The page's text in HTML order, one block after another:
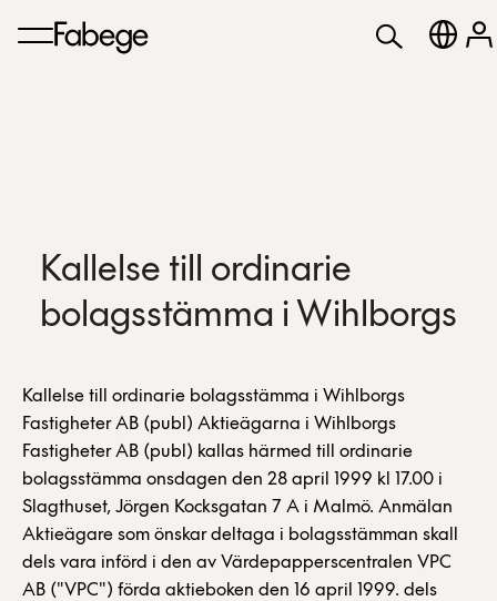
Kallelse till ordinarie
bolagsstämma i Wihlborgs
Kallelse till ordinarie bolagsstämma i Wihlborgs
Fastigheter AB (publ) Aktieägarna i Wihlborgs
Fastigheter AB (publ) kallas härmed till ordinarie
bolagsstämma onsdagen den 28 april 1999 kl 17.00 i
Slagthuset, Jörgen Kocksgatan 7 A i Malmö. Anmälan
Aktieägare som önskar deltaga i bolagsstämman skall
dels vara införd i den av Värdepapperscentralen VPC
AB ("VPC") förda aktieboken den 16 april 1999. dels